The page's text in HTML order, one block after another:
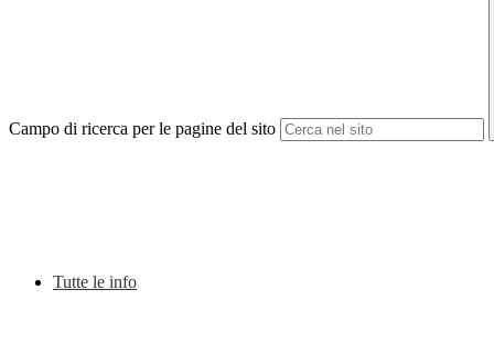
Campo di ricerca per le pagine del sito
Tutte le info